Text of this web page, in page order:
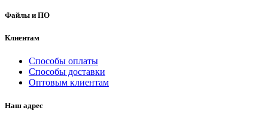
Файлы и ПО
Клиентам
Способы оплаты
Способы доставки
Оптовым клиентам
Наш адрес